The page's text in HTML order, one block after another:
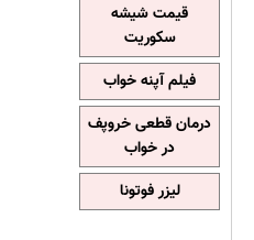
قیمت شیشه
سکوریت
فیلم آپنه خواب
درمان قطعی خروپف
در خواب
لیزر فوتونا